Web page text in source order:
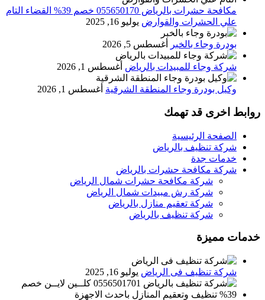
مكافحة حشرات بالرياض 055650170 خصم 39% القضاء التام
علي الحشرات والقوارض يوليو 16, 2025
بودرة وجاء بالخبر أغسطس 5, 2026
شركة وجاء للمبيدات بالرياض أغسطس 1, 2026
وكيل بودرة وجاء المنطقة الشرقية أغسطس 1, 2026
روابط اخرى قد تهمك
الصفحة الرئيسية
شركة تنظيف بالرياض
خدمات جدة
شركة مكافحة حشرات بالرياض
شركة مكافحة حشرات شمال الرياض
شركة رش مبيدات شمال الرياض
شركة تعقيم منازل بالرياض
شركة تنظيف بالرياض
خدمات مميزة
شركة تنظيف فى الرياض يوليو 16, 2025